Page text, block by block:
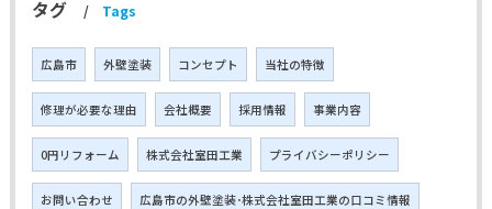
タグ Tags
広島市 外壁塗装 コンセプト 当社の特徴
修理が必要な理由 会社概要 採用情報 事業内容
0円リフォーム 株式会社室田工業 プライバシーポリシー
お問い合わせ 広島市の外壁塗装･株式会社室田工業の口コミ情報